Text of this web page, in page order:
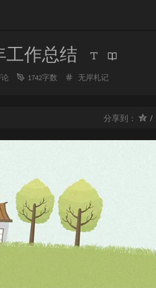
工作总结
1742字数
分
无岸札记
分享到：